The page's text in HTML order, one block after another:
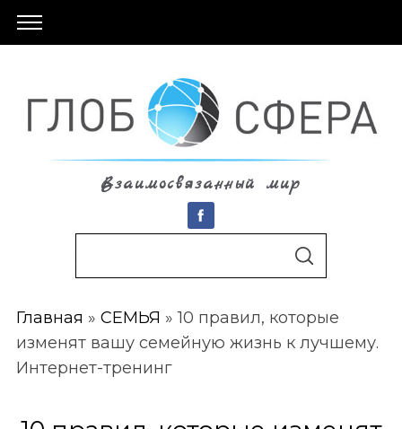
Взаимосвязанный мир
r
c
h
o
S
C
H
Главная » СЕМЬЯ »10 правил, которые
изменят вашу семейную жизнь к лучшему.
Интернет-тренинг